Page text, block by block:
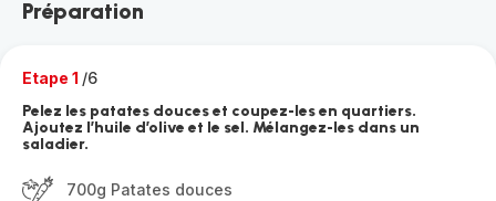
Préparation
Etape 1 /6
Pelez les patates douces et coupez-les en quartiers.
Ajoutez l’huile d’olive et le sel. Mélangez-les dans un
saladier.
700g Patates douces